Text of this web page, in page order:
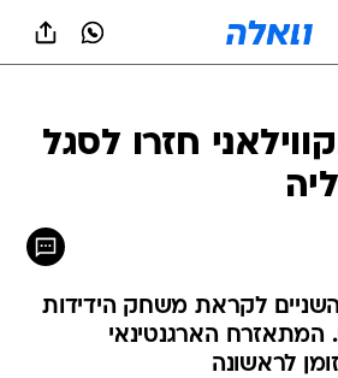
חזרו לסגל
לקראת משחק הידידות
המתאזרח הארגנטינאי
לראשונה